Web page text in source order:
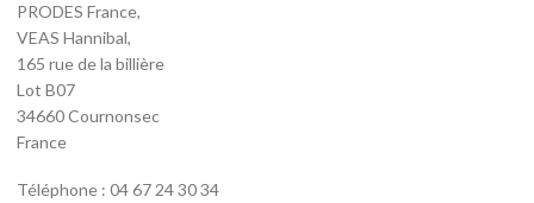
PRODES France,
VEAS Hannibal,
165 rue de la billière
Lot B07
34660 Cournonsec
France
Téléphone : 04 67 24 30 34